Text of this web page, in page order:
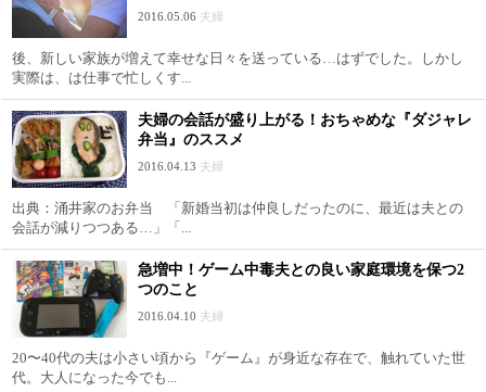
2016.05.06 夫婦
後、新しい家族が増えて幸せな日々を送っている…はずでした。しかし
実際は、は仕事で忙しくす...
夫婦の会話が盛り上がる！おちゃめな『ダジャレ
弁当』のススメ
2016.04.13 夫婦
出典：涌井家のお弁当 「新婚当初は仲良しだったのに、最近は夫との
会話が減りつつある…」「...
急増中！ゲーム中毒夫との良い家庭環境を保つ2
つのこと
2016.04.10 夫婦
20〜40代の夫は小さい頃から『ゲーム』が身近な存在で、触れていた世
代。大人になった今でも...